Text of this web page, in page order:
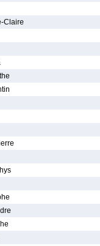
Claire